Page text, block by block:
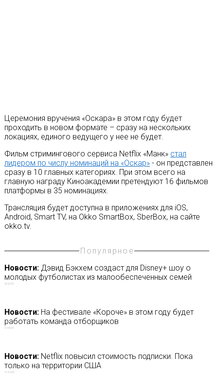
Церемония вручения «Оскара» в этом году будет
проходить в новом формате – сразу на нескольких
локациях, единого ведущего у нее не будет.
Фильм стримингового сервиса Netflix «Манк» стал
лидером по числу номинаций на «Оскар»- он представлен
сразу в 10 главных категориях. При этом всего на
главную награду Киноакадемии претендуют 16 фильмов
платформы в 35 номинациях.
Трансляция будет доступна в приложениях для iOS,
Android, Smart TV, на Okko SmartBox, SberBox, на сайте
okko.tv.
Популярное
Новости:Дэвид Бэкхем создаст для Disney+ шоу о
молодых футболистах из малообеспеченных семей
05/03/2021
Новости:На фестивале «Короче» в этом году будет
работать команда отборщиков
27/04/2021
Новости:Netflix повысил стоимость подписки. Пока
только на территории США
31/10/2020